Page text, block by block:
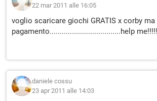
22 mar 2011 alle 16:05
voglio scaricare giochi GRATIS x corby
pagamento...................................help
daniele cossu
23 apr 2011 alle 14:03